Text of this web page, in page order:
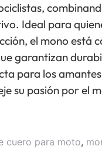
Ideal para
el mono está
garantizan
para los
su pasión por el
cuero para moto,